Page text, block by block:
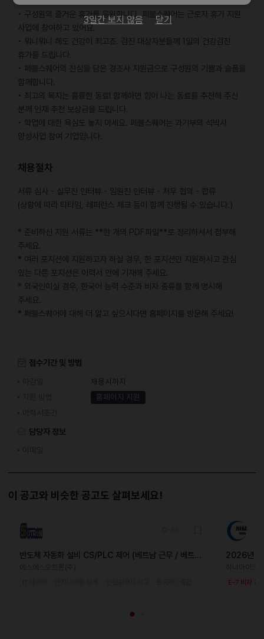
• 구성원의 즐거운 휴가를 응원합니다. 페블스퀘어는 근로자 휴가 지원
사업에 참여하고 있어요.
• 뭐니뭐니 해도 건강이 최고죠. 검진 대상자분들께 1일의 건강검진
휴가를 드립니다.
• 페블스퀘어의 진심을 담은 경조사 지원금으로 구성원의 기쁨과 슬픔을
함께합니다.
• 최고의 복지는 훌륭한 동료! 함께하면 힘이 나는 동료를 추천해 주신
분께 인재 추천 보상금을 드립니다.
• 학업에 대한 욕심도 놓지 마세요. 페블스퀘어는 과기부의 석박사
양성사업 참여 기업입니다.
채용절차
서류 심사 - 실무진 인터뷰 - 임원진 인터뷰 - 처우 협의 - 합류
(상황에 따라 티타임, 레퍼런스 체크 등이 함께 진행될 수 있습니다.)
* 준비하신 지원 서류는 **한 개의 PDF파일**로 정리하셔서 첨부해
주세요.
* 여러 포지션에 지원하고자 하실 경우, 한 포지션만 지원하시고 관심
있는 다른 포지션은 이력서 안에 기재해 주세요.
* 외국인이실 경우, 한국어 능력 수준과 비자 종류를 함께 명시해
주세요.
* 페블스퀘어에 대해 더 알고 싶으시다면 홈페이지를 방문해 주세요!
접수기간 및 방법
채용시까지
홈페이지 지원
담당자 정보
이 공고와 비슷한 공고도 살펴보세요!
반도체 자동화 설비 CS/PLC 제어 (베트남 근무 / 베트남
2026년 베
E-7 비자 지
3일간 보지 않음 닫기